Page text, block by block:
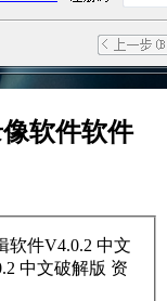
软件软件
软件V4.0.2 中文
中文破解版 资